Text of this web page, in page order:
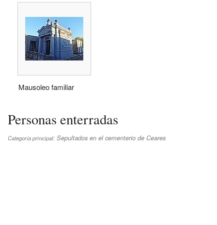
Mausoleo familiar
Personas enterradas
Categoría principal: Sepultados en el cementerio de Ceares